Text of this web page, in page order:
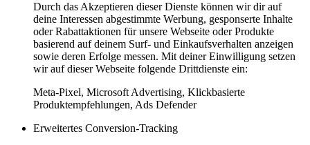
Durch das Akzeptieren dieser Dienste können wir dir auf
deine Interessen abgestimmte Werbung, gesponserte Inhalte
oder Rabattaktionen für unsere Webseite oder Produkte
basierend auf deinem Surf- und Einkaufsverhalten anzeigen
sowie deren Erfolge messen. Mit deiner Einwilligung setzen
wir auf dieser Webseite folgende Drittdienste ein:
Meta-Pixel, Microsoft Advertising, Klickbasierte
Produktempfehlungen, Ads Defender
Erweitertes Conversion-Tracking